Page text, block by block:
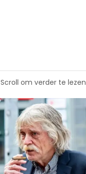
Scroll om verder te lezen